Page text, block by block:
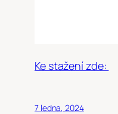
Ke stažení zde:
7 ledna, 2024